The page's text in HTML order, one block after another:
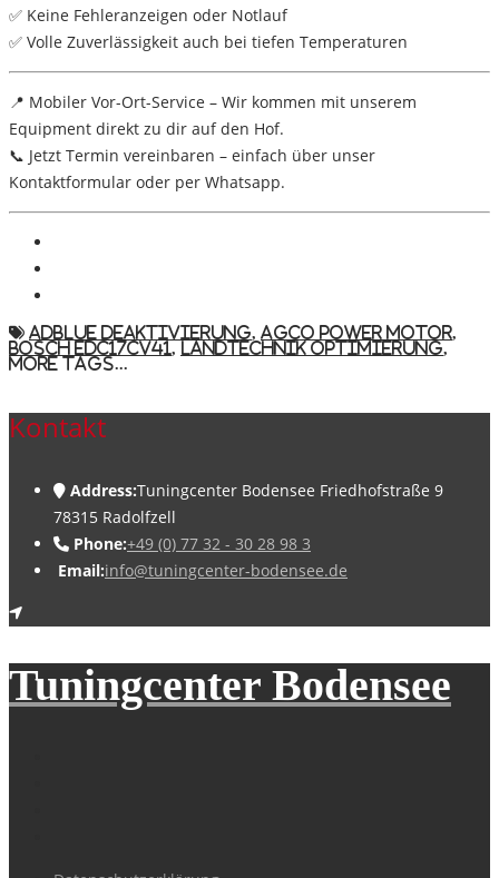
✅ Keine Fehleranzeigen oder Notlauf
✅ Volle Zuverlässigkeit auch bei tiefen Temperaturen
📍 Mobiler Vor-Ort-Service – Wir kommen mit unserem
Equipment direkt zu dir auf den Hof.
📞 Jetzt Termin vereinbaren – einfach über unser
Kontaktformular oder per Whatsapp.
AdBlue Deaktivierung AGCO Power Motor
Bosch EDC17CV41
Landtechnik Optimierung
More Tags...
Kontakt
Address:Tuningcenter Bodensee Friedhofstraße 9
78315 Radolfzell
Phone:+49 (0) 77 32 - 30 28 98 3
Email:info@tuningcenter-bodensee.de
Tuningcenter Bodensee